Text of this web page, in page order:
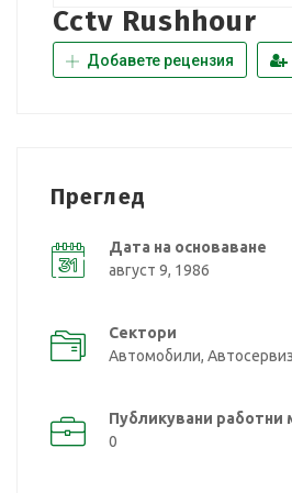
Cctv Rushhour
Добавете рецензия
Преглед
Дата на основаване
август 9, 1986
Сектори
Автомобили,
Публикувани работни
0